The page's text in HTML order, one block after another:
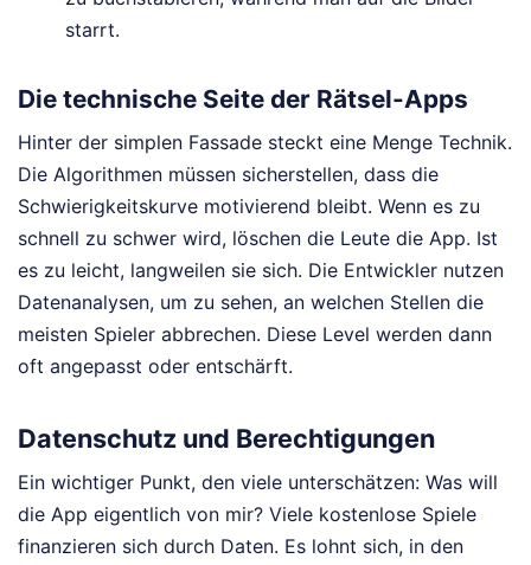
starrt.
Die technische Seite der Rätsel-Apps
Hinter der simplen Fassade steckt eine Menge Technik.
Die Algorithmen müssen sicherstellen, dass die
Schwierigkeitskurve motivierend bleibt. Wenn es zu
schnell zu schwer wird, löschen die Leute die App. Ist
es zu leicht, langweilen sie sich. Die Entwickler nutzen
Datenanalysen, um zu sehen, an welchen Stellen die
meisten Spieler abbrechen. Diese Level werden dann
oft angepasst oder entschärft.
Datenschutz und Berechtigungen
Ein wichtiger Punkt, den viele unterschätzen: Was will
die App eigentlich von mir? Viele kostenlose Spiele
finanzieren sich durch Daten. Es lohnt sich, in den